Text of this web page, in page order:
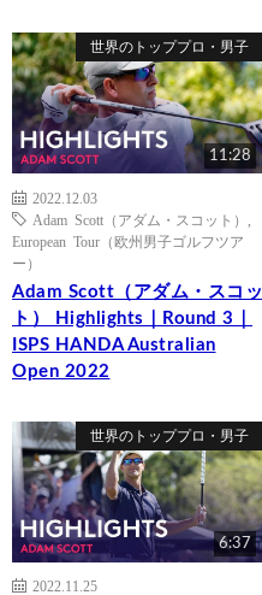
世界のトッププロ・男子
11:28
2022.12.03
Adam Scott（アダム・スコット）
European Tour（欧州男子ゴルフツア
ー）
Adam Scott（アダム・スコッ
ト） Highlights｜Round 3｜
ISPS HANDA Australian
Open 2022
世界のトッププロ・男子
6:37
2022.11.25